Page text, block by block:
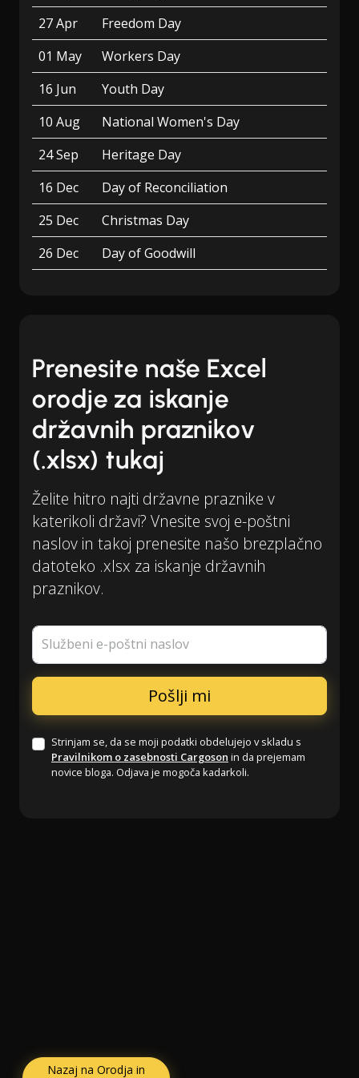
27 Apr
Freedom Day
01 May
Workers Day
16 Jun
Youth Day
10 Aug
National Women's Day
24 Sep
Heritage Day
16 Dec
Day of Reconciliation
25 Dec
Christmas Day
26 Dec
Day of Goodwill
Prenesite naše Excel
orodje za iskanje
državnih praznikov
(.xlsx) tukaj
Želite hitro najti državne praznike v
katerikoli državi? Vnesite svoj e-poštni
naslov in takoj prenesite našo brezplačno
datoteko .xlsx za iskanje državnih
praznikov.
Službeni e-poštni naslov
Strinjam se, da se moji podatki obdelujejo v skladu s
Pravilnikom o zasebnosti Cargoson in da prejemam
novice bloga. Odjava je mogoča kadarkoli.
Nazaj na Orodja in